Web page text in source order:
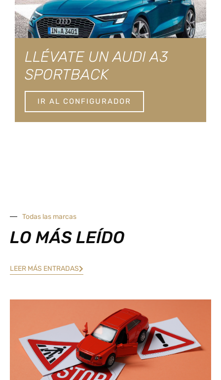
LLÉVATE UN AUDI A3
SPORTBACK
IR AL CONFIGURADOR
Todas las marcas
LO MÁS LEÍDO
LEER MÁS ENTRADAS